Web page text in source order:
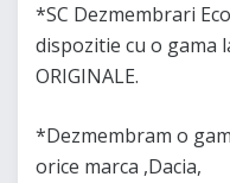
*SC Dezmembrari
dispozitie cu o gama
ORIGINALE.
*Dezmembram o
orice marca ,Dacia,